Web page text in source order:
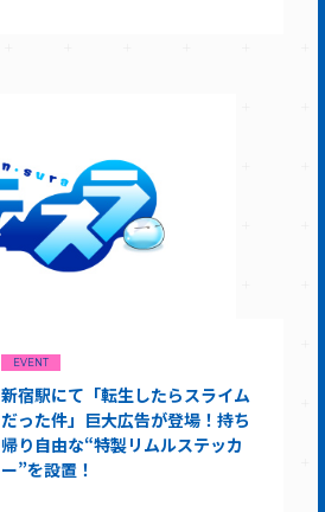
EVENT
新宿駅にて「転生したらスライム
だった件」巨大広告が登場！持ち
帰り自由な“特製リムルステッカ
ー”を設置！